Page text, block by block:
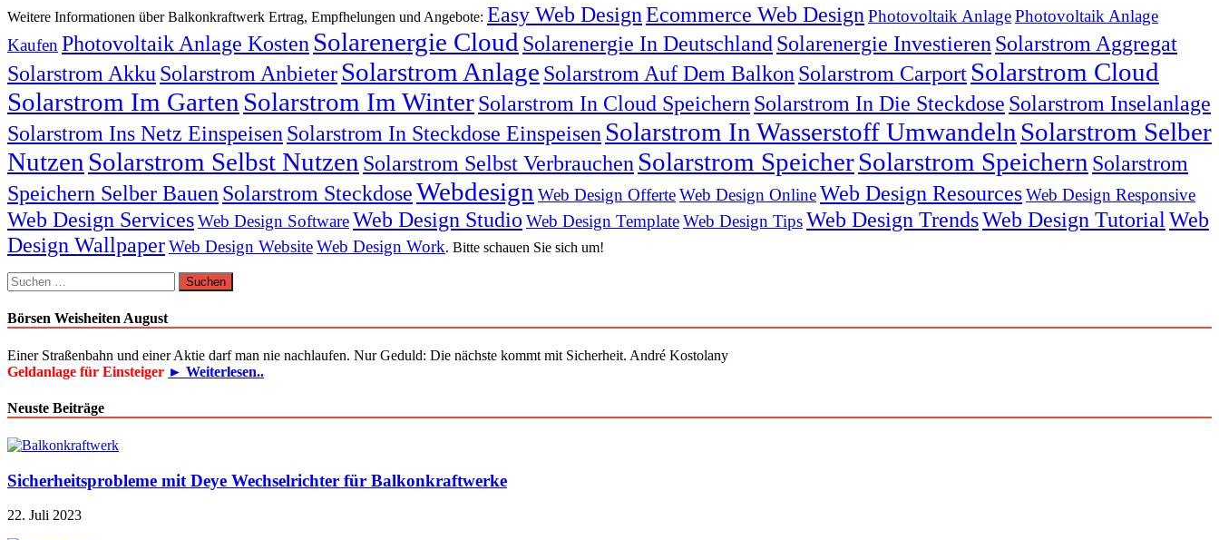
Weitere Informationen über Balkonkraftwerk Ertrag, Empfhelungen und Angebote: Easy Web DesignEcommerce Web Design Photovoltaik AnlagePhotovoltaik Anlage
Kaufen Photovoltaik Anlage Kosten Solarenergie Cloud Solarenergie In Deutschland Solarenergie Investieren Solarstrom Aggregat
Solarstrom Akku Solarstrom Anbieter Solarstrom Anlage Solarstrom Auf Dem Balkon Solarstrom Carport Solarstrom Cloud
Solarstrom Im Garten Solarstrom Im WinterSolarstrom In Cloud Speichern Solarstrom In Die Steckdose Solarstrom Inselanlage
Solarstrom Ins Netz Einspeisen Solarstrom In Steckdose Einspeisen Solarstrom In Wasserstoff Umwandeln Solarstrom Selber
Nutzen Solarstrom Selbst Nutzen Solarstrom Selbst Verbrauchen Solarstrom SpeicherSolarstrom Speichern Solarstrom
Speichern Selber Bauen Solarstrom SteckdoseWebdesign Web Design OfferteWeb Design OnlineWeb Design ResourcesWeb Design Responsive
Web Design ServicesWeb Design SoftwareWeb Design Studio Web Design TemplateWeb Design TipsWeb Design TrendsWeb Design Tutorial Web
Design WallpaperWeb Design WebsiteWeb Design Work. Bitte schauen Sie sich um!
Suchen
nach:
Börsen Weisheiten August
Einer Straßenbahn und einer Aktie darf man nie nachlaufen. Nur Geduld: Die nächste kommt mit Sicherheit. André Kostolany
Geldanlage für Einsteiger ► Weiterlesen..
Neuste Beiträge
Sicherheitsprobleme mit Deye Wechselrichter für Balkonkraftwerke
22. Juli 2023